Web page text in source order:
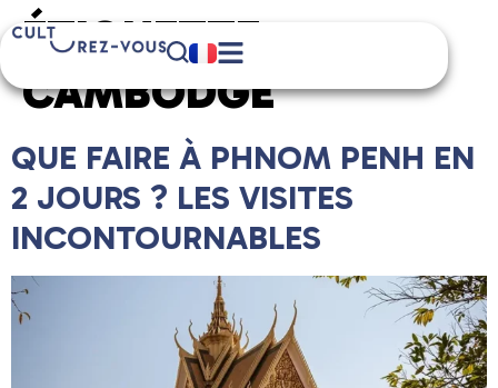
ÉTIQUETTE :
CAMBODGE
QUE FAIRE À PHNOM PENH EN
2 JOURS ? LES VISITES
INCONTOURNABLES